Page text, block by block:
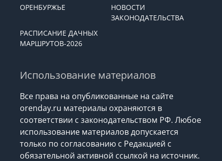
ОРЕНБУРЖЬЕ
НОВОСТИ
ЗАКОНОДАТЕЛЬСТВА
РАСПИСАНИЕ ДАЧНЫХ
МАРШРУТОВ-2026
Использование материалов
Все права на опубликованные на сайте
orenday.ru материалы охраняются в
соответствии с законодательством РФ. Любое
использование материалов допускается
только по согласованию с Редакцией с
обязательной активной ссылкой на источник.